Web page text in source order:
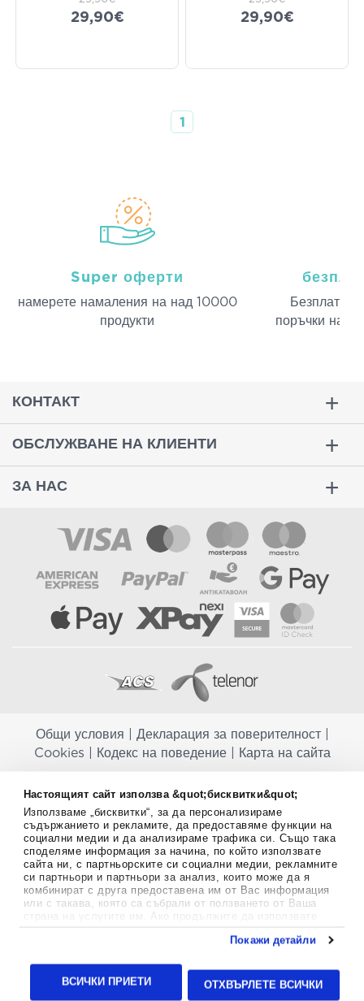
Настоящият сайт използва &quot;бисквитки&quot;
Използваме „бисквитки“, за да персонализираме
съдържанието и рекламите, да предоставяме функции на
социални медии и да анализираме трафика си. Също така
споделяме информация за начина, по който използвате
сайта ни, с партньорските си социални медии, рекламните
си партньори и партньори за анализ, които може да я
комбинират с друга предоставена им от Вас информация
или с такава, която са събрали от ползването от Ваша
страна на услугите им. Ако продължите да използвате
тук.
Покажи детайли
ВСИЧКИ ПРИЕТИ ОТХВЪРЛЕТЕ ВСИЧКИ
29,90€ 29,90€
1
Super оферти
намерeте намаления на над 10000
продукти
Безплатна
поръчки над
КОНТАКТ
ОБСЛУЖВАНЕ НА КЛИЕНТИ
ЗА НАС
Общи условия Декларация за поверителност|
Cookies
Кодекс на поведение| Карта на сайта
заместват балансираната диета и не са предназначени за
профилактика, лечение или лечение на човешки заболявания.
Консултирайте се с Вашия лекар, ако сте бременна, кърмите,
приемате лекарства или имате някакви здравословни проблеми,
преди да използвате някаква хранителна добавка. Непрекъснато се
стремим да ви предоставяме точна и валидна информация. Ако
имате някакви въпроси или коментари относно тях, моля свържете
се с нас.
Aptekapromahon.com eBusinessTeam • Website by
24lc.gr